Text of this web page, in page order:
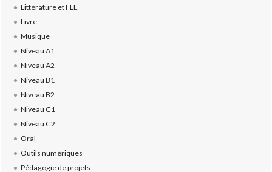
Littérature et FLE
Livre
Musique
Niveau A1
Niveau A2
Niveau B1
Niveau B2
Niveau C1
Niveau C2
Oral
Outils numériques
Pédagogie de projets